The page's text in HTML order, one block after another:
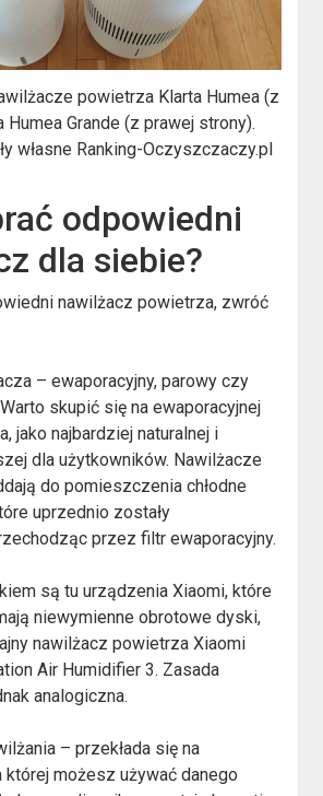
powietrza Klarta Humea (z
Humea Grande (z prawej strony).
własne Ranking-Oczyszczaczy.pl
odpowiedni
dla siebie?
nawilżacz powietrza, zwróć
– ewaporacyjny, parowy czy
skupić się na ewaporacyjnej
jako najbardziej naturalnej i
dla użytkowników. Nawilżacze
do pomieszczenia chłodne
uprzednio zostały
przez filtr ewaporacyjny.
są tu urządzenia Xiaomi, które
niewymienne obrotowe dyski,
nawilżacz powietrza Xiaomi
Air Humidifier 3. Zasada
analogiczna.
– przekłada się na
której możesz używać danego